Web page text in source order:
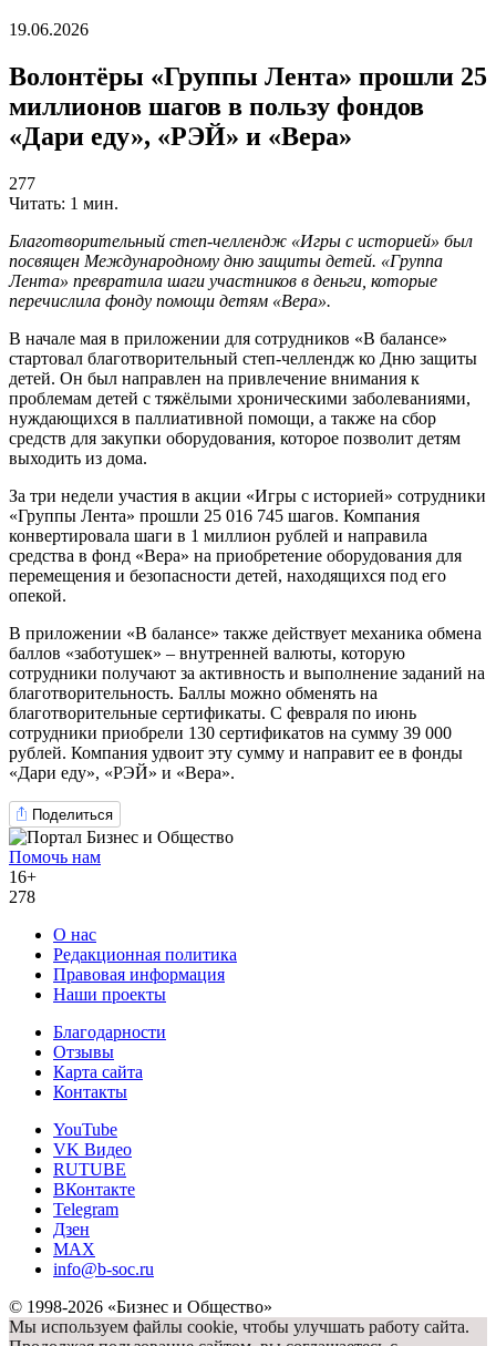
19.06.2026
Волонтёры «Группы Лента» прошли 25
миллионов шагов в пользу фондов
«Дари еду», «РЭЙ» и «Вера»
277
Читать: 1 мин.
Благотворительный степ-челлендж «Игры с историей» был
посвящен Международному дню защиты детей. «Группа
Лента» превратила шаги участников в деньги, которые
перечислила фонду помощи детям «Вера».
В начале мая в приложении для сотрудников «В балансе»
стартовал благотворительный степ-челлендж ко Дню защиты
детей. Он был направлен на привлечение внимания к
проблемам детей с тяжёлыми хроническими заболеваниями,
нуждающихся в паллиативной помощи, а также на сбор
средств для закупки оборудования, которое позволит детям
выходить из дома.
За три недели участия в акции «Игры с историей» сотрудники
«Группы Лента» прошли 25 016 745 шагов. Компания
конвертировала шаги в 1 миллион рублей и направила
средства в фонд «Вера» на приобретение оборудования для
перемещения и безопасности детей, находящихся под его
опекой.
В приложении «В балансе» также действует механика обмена
баллов «заботушек» – внутренней валюты, которую
сотрудники получают за активность и выполнение заданий на
благотворительность. Баллы можно обменять на
благотворительные сертификаты. С февраля по июнь
сотрудники приобрели 130 сертификатов на сумму 39 000
рублей. Компания удвоит эту сумму и направит ее в фонды
«Дари еду», «РЭЙ» и «Вера».
Поделиться
Помочь нам
16+
278
О нас
Редакционная политика
Правовая информация
Наши проекты
Благодарности
Отзывы
Карта сайта
Контакты
YouTube
VK Видео
RUTUBE
ВКонтакте
Telegram
Дзен
MAX
info@b-soc.ru
© 1998-2026 «Бизнес и Общество»
Мы используем файлы cookie, чтобы улучшать работу сайта.